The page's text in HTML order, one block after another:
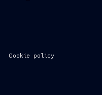
Cookie policy